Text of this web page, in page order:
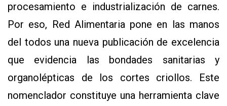
procesamiento e industrialización de carnes.
Por eso, Red Alimentaria pone en las manos
del todos una nueva publicación de excelencia
que evidencia las bondades sanitarias y
organolépticas de los cortes criollos. Este
nomenclador constituye una herramienta clave